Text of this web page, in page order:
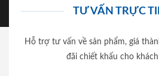
TƯ VẤN TRỰC
Hỗ trợ tư vấn về sản phẩm, giá
đãi chiết khấu cho